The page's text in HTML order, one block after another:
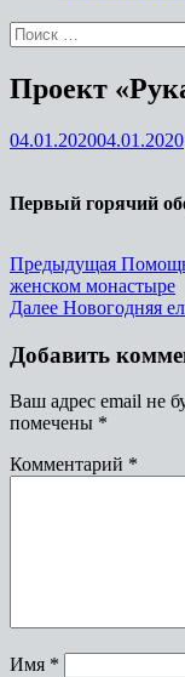
Проект
04.01.202004.01.2020
Первый горячий
Предыдущая
женском монастыре
Далее Новогодняя
Добавить
Ваш адрес email не
помечены *
Комментарий *
Имя *